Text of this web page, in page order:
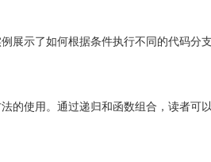
展示了如何根据条件执行不同的代码分支
使用。通过递归和函数组合，读者可